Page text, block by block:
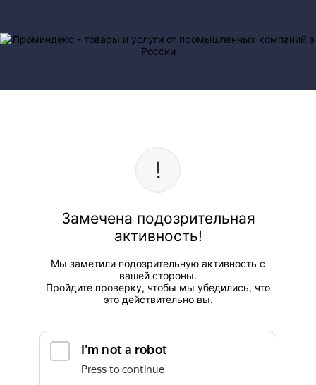
Замечена подозрительная
активность!
Мы заметили подозрительную активность с
вашей стороны.
Пройдите проверку, чтобы мы убедились, что
это действительно вы.